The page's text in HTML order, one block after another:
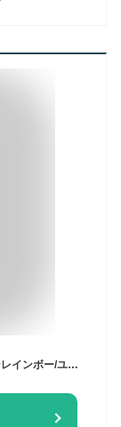
マザーガーデン 浮き輪 子供用 60cm 《ユニコーンレインボー/ユニコーングラデーション/レモンくま》子供 浮き輪 ユニコーン 女の子 うきわ キッズサイズ 水遊び おもちゃ かわいい おしゃれ 海 海水浴 プール ビーチ 夏 夏休み レジャー ｜セール SALE 値下げ